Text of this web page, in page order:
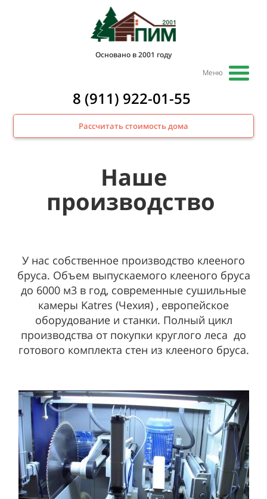
Основано в 2001 году
Меню
8 (911) 922-01-55
Рассчитать стоимость дома
Наше
производство
У нас собственное производство клееного
бруса. Объем выпускаемого клееного бруса
до 6000 м3 в год, современные сушильные
камеры Katres (Чехия) , европейское
оборудование и станки. Полный цикл
производства от покупки круглого леса до
готового комплекта стен из клееного бруса.